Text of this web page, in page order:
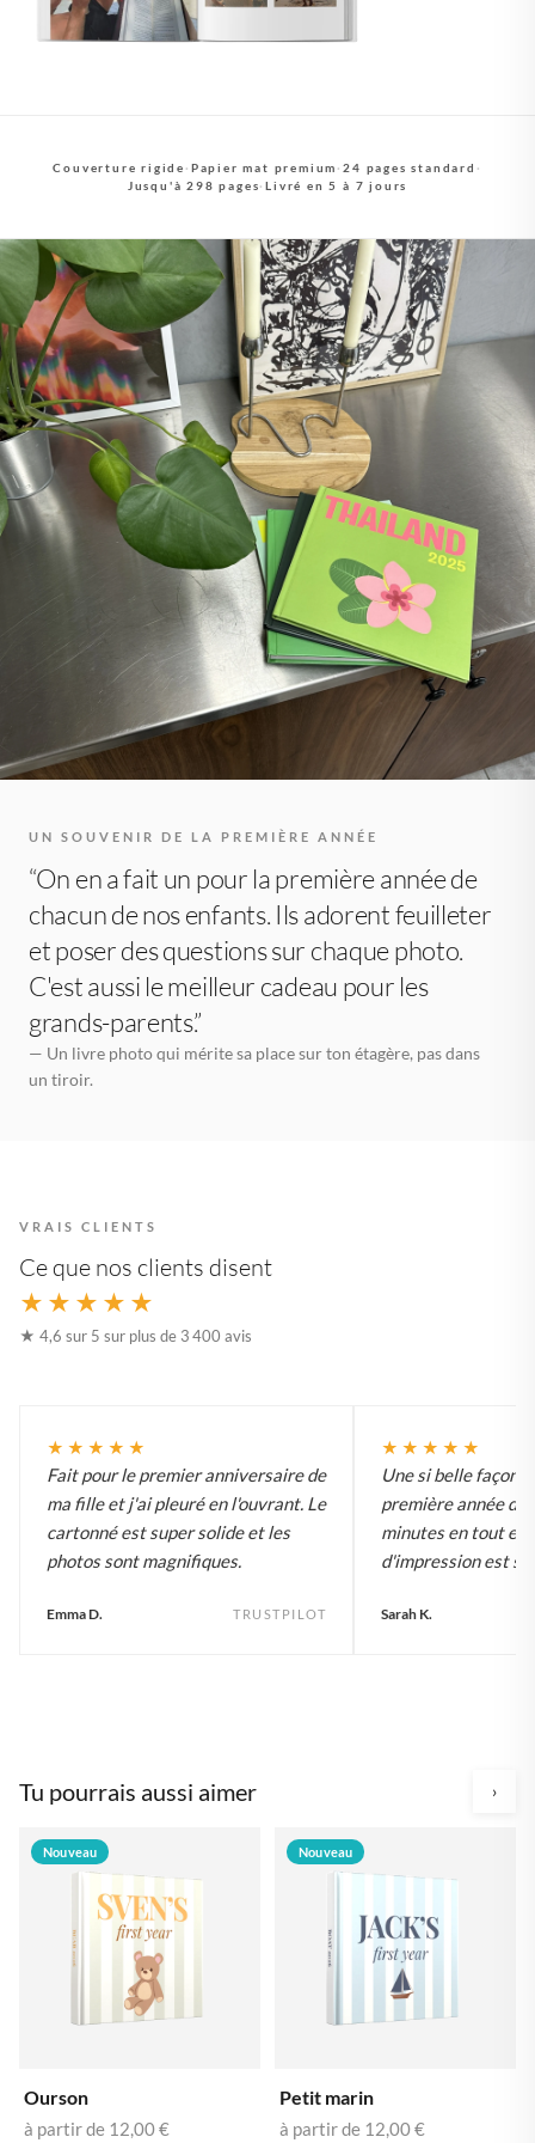
Couverture rigide · Papier mat premium ·24 pages standard ·
Jusqu'à 298 pages·Livré en 5 à 7 jours
UN SOUVENIR DE LA PREMIÈRE ANNÉE
“On en a fait un pour la première année de
chacun de nos enfants. Ils adorent feuilleter
et poser des questions sur chaque photo.
C'est aussi le meilleur cadeau pour les
grands-parents.”
— Un livre photo qui mérite sa place sur ton étagère, pas dans
un tiroir.
VRAIS CLIENTS
Ce que nos clients disent
★★★★★
★ 4,6 sur 5 sur plus de 3 400 avis
★★★★★
Fait pour le premier anniversaire de
ma fille et j'ai pleuré en l'ouvrant. Le
cartonné est super solide et les
photos sont magnifiques.
Emma D. TRUSTPILOT
★★★★★
Une si belle façon
première année de
minutes en tout et
d'impression est
Sarah K.
Tu pourrais aussi aimer ›
Nouveau
Ourson
à partir de 12,00 €
Nouveau
Petit marin
à partir de 12,00 €